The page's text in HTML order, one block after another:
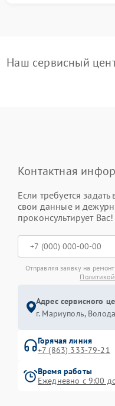
Наш сервисный
Контактная
Если требуется задать
свои данные и
проконсультирует Вас!
Отправляя заявку на
Адрес сервисного
г. Мариуполь,
Горячая линия
+7 (863) 333-79-21
Время работы
Ежедневно с 9:00